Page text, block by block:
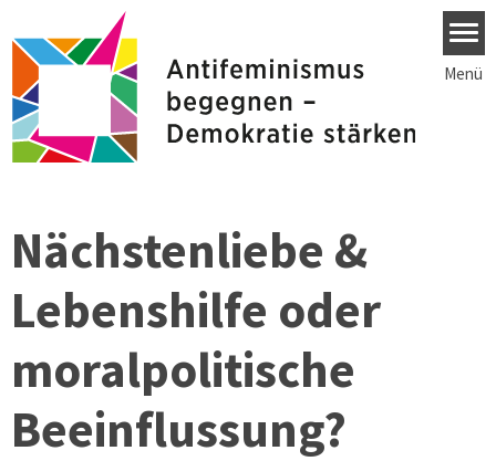
Menü
Nächstenliebe &
Lebenshilfe oder
moralpolitische
Beeinflussung?